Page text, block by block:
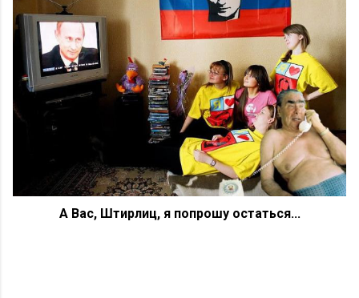
А Вас, Штирлиц, я попрошу остаться...